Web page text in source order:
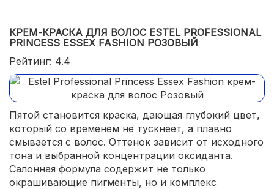
КРЕМ-КРАСКА ДЛЯ ВОЛОС ESTEL PROFESSIONAL
PRINCESS ESSEX FASHION РОЗОВЫЙ
Рейтинг: 4.4
Пятой становится краска, дающая глубокий цвет,
который со временем не тускнеет, а плавно
смывается с волос. Оттенок зависит от исходного
тона и выбранной концентрации оксиданта.
Салонная формула содержит не только
окрашивающие пигменты, но и комплекс